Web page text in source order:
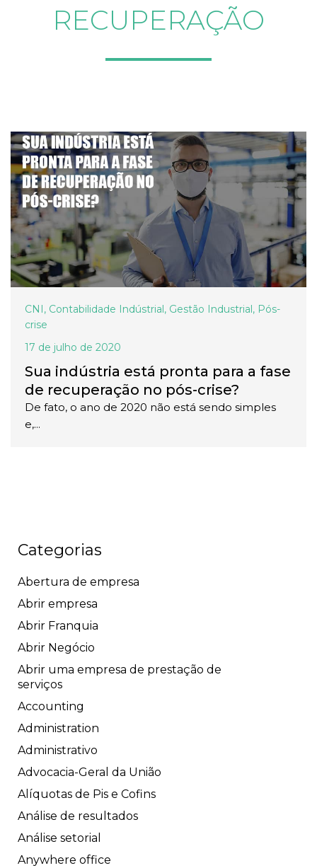
RECUPERAÇÃO
CNI , Contabilidade Indústrial , Gestão Industrial , Pós-
crise
17 de julho de 2020
Sua indústria está pronta para a fase
de recuperação no pós-crise?
De fato, o ano de 2020 não está sendo simples
e,...
Categorias
Abertura de empresa
Abrir empresa
Abrir Franquia
Abrir Negócio
Abrir uma empresa de prestação de
serviços
Accounting
Administration
Administrativo
Advocacia-Geral da União
Alíquotas de Pis e Cofins
Análise de resultados
Análise setorial
Anywhere office